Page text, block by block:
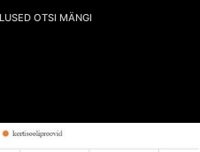
OTSI MÄNGI